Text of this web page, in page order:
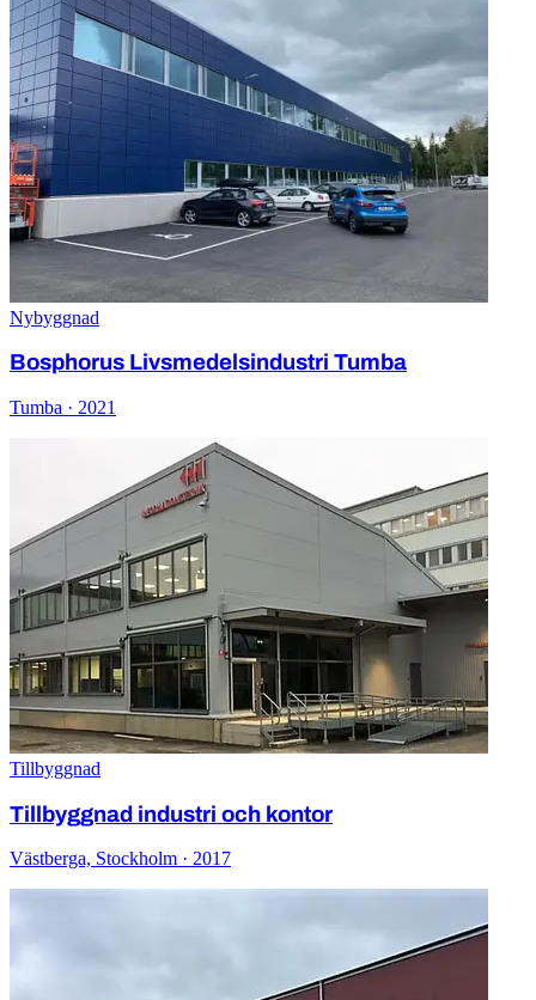
Nybyggnad
Bosphorus Livsmedelsindustri Tumba
Tumba · 2021
Tillbyggnad
Tillbyggnad industri och kontor
Västberga, Stockholm · 2017